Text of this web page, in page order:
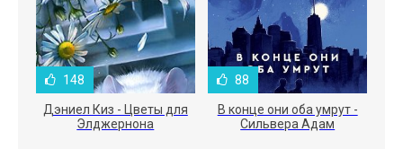
148
Дэниел Киз - Цветы для
Элджернона
88
В конце они оба умрут -
Сильвера Адам